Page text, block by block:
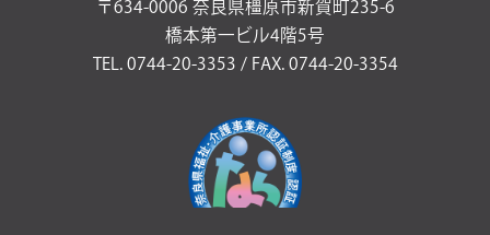
〒634-0006 奈良県橿原市新賀町235-6
橋本第一ビル4階5号
TEL. 0744-20-3353 / FAX. 0744-20-3354